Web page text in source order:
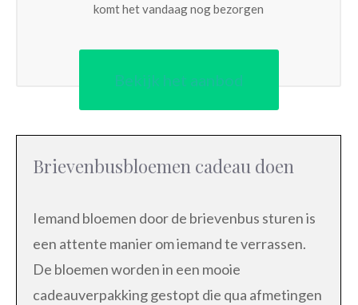
komt het vandaag nog bezorgen
Bekijk het aanbod
Brievenbusbloemen cadeau doen
Iemand bloemen door de brievenbus sturen is
een attente manier om iemand te verrassen.
De bloemen worden in een mooie
cadeauverpakking gestopt die qua afmetingen